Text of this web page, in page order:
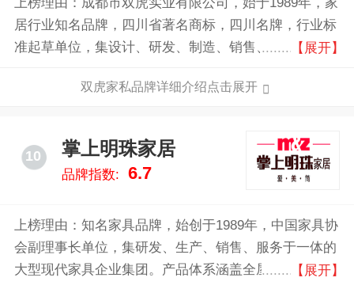
居行业知名品牌，四川省著名商标，四川名牌，行业标
准起草单位，集设计、研发、制造、销售、服务于一体
【展开】
双虎家私品牌详细介绍点击展开
10 掌上明珠家居
品牌指数: 6.7
上榜理由：知名家具品牌，始创于1989年，中国家具协
会副理事长单位，集研发、生产、销售、服务于一体的
大型现代家具企业集团。产品体系涵盖全屋9大空间定
【展开】